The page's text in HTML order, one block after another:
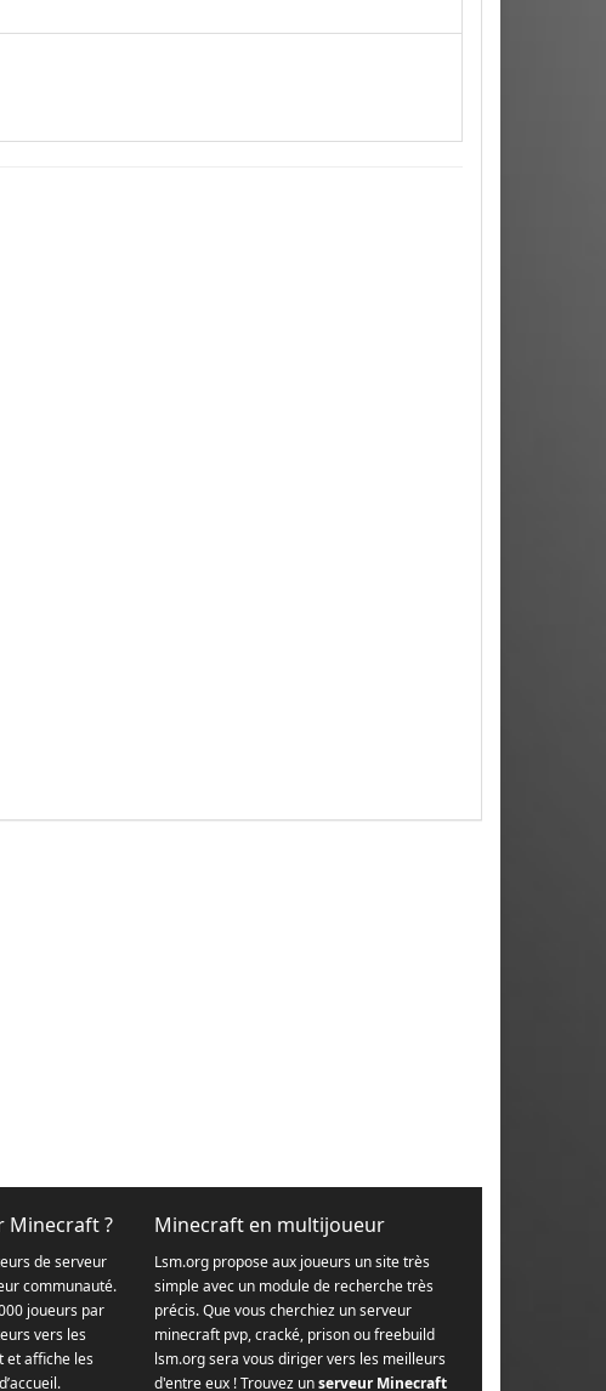
Minecraft ?
de serveur
communauté.
joueurs par
vers les
et affiche les
Minecraft en multijoueur
Lsm.org propose aux joueurs un site très
simple avec un module de recherche très
précis. Que vous cherchiez un serveur
minecraft pvp, cracké, prison ou freebuild
lsm.org sera vous diriger vers les meilleurs
d'entre eux ! Trouvez unserveur Minecraft